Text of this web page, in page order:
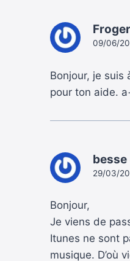
Froger
09/06/
Bonjour, je suis
pour ton aide.
besse
29/03/
Bonjour,
Je viens de
Itunes ne sont
musique. D’où